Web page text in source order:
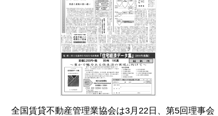
全国賃貸不動産管理業協会は3月22日、第5回理事会